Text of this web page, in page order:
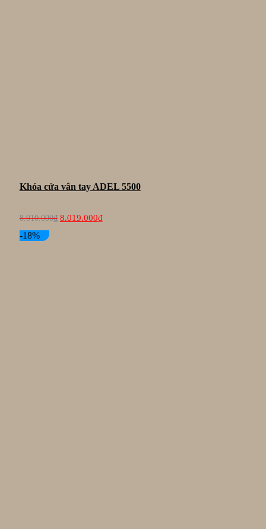
Khóa cửa vân tay ADEL 5500
8.910.000₫
Giá
gốc
8.019.000₫Giá
hiện
-18%